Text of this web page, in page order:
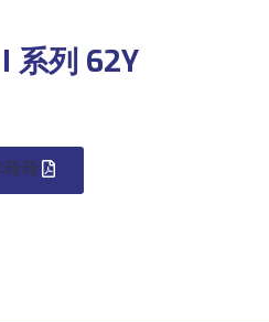
系列 62Y
玲玲